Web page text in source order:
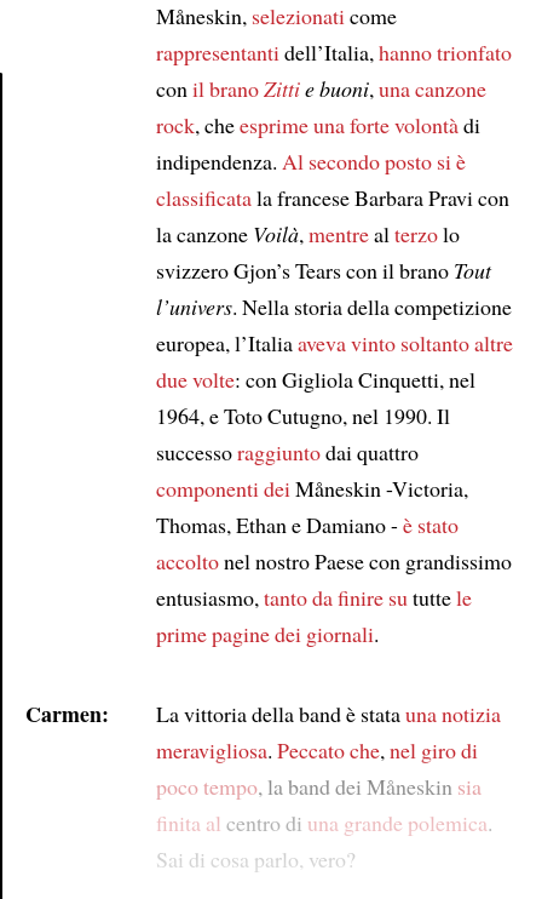
Måneskin, selezionaticome
rappresentantidell’Italia,hanno trionfato
conil branoZittie buoni,una canzone
rock, cheesprimeuna forte volontàdi
indipendenza. Al secondo posto si è
classificatala francese Barbara Pravi con
la canzone Voilà,mentrealterzolo
svizzero Gjon’s Tears con il brano Tout
l’univers. Nella storia della competizione
europea, l’Italiaaveva vinto soltanto altre
due volte: con Gigliola Cinquetti, nel
1964, e Toto Cutugno, nel 1990. Il
successoraggiuntodai quattro
componenti deiMåneskin -Victoria,
Thomas, Ethan e Damiano - è stato
accoltonel nostro Paese con grandissimo
entusiasmo,tanto da finire sututtele
prime pagine dei giornali.
Carmen: La vittoria della band è statauna notizia
meravigliosa. Peccato che, nel giro di
poco tempo, la band dei Måneskin sia
finita al centro di una grande polemica.
Sai di cosa parlo, vero?